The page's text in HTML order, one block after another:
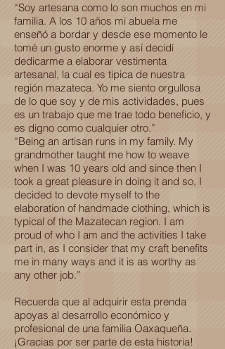
“Soy artesana como lo son muchos en mi
familia. A los 10 años mi abuela me
enseñó a bordar y desde ese momento le
tomé un gusto enorme y así decidí
dedicarme a elaborar vestimenta
artesanal, la cual es tipica de nuestra
región mazateca. Yo me siento orgullosa
de lo que soy y de mis actividades, pues
es un trabajo que me trae todo beneficio, y
es digno como cualquier otro.”
“Being an artisan runs in my family. My
grandmother taught me how to weave
when I was 10 years old and since then I
took a great pleasure in doing it and so, I
decided to devote myself to the
elaboration of handmade clothing, which is
typical of the Mazatecan region. I am
proud of who I am and the activities I take
part in, as I consider that my craft benefits
me in many ways and it is as worthy as
any other job.”
Recuerda que al adquirir esta prenda
apoyas al desarrollo económico y
profesional de una familia Oaxaqueña.
¡Gracias por ser parte de esta historia!